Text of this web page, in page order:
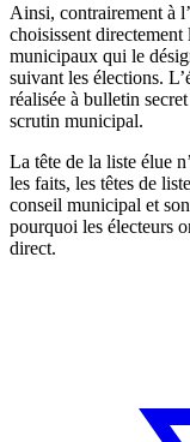
Ainsi, contrairement à
choisissent
municipaux qui le
suivant les élections.
réalisée à bulletin
scrutin municipal.
La tête de la liste élue
les faits, les têtes de
conseil municipal et
pourquoi les électeurs
direct.